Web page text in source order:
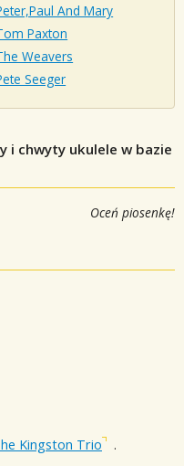
And Mary
Paxton
Weavers
Seeger
i chwyty ukulele w bazie
Oceń piosenkę!
Kingston Trio .